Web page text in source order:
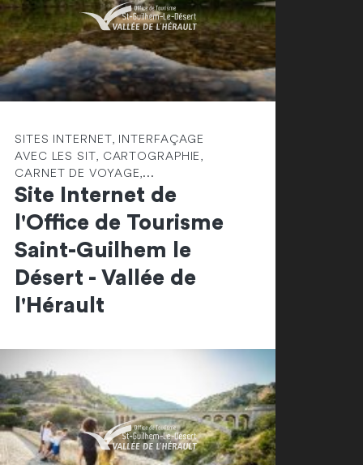
SITES INTERNET, INTERFAÇAGE
AVEC LES SIT, CARTOGRAPHIE,
CARNET DE VOYAGE,...
Site Internet de
l'Office de Tourisme
Saint-Guilhem le
Désert - Vallée de
l'Hérault